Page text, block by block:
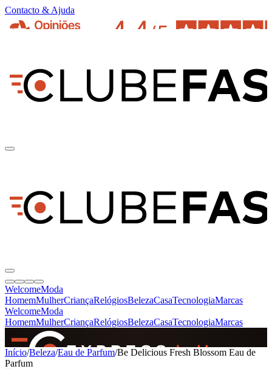
Contacto & Ajuda
WelcomeModa
HomemMulherCriançaRelógiosBelezaCasaTecnologiaMarcas
WelcomeModa
HomemMulherCriançaRelógiosBelezaCasaTecnologiaMarcas
SINCE 2005
Início/Beleza/Eau de Parfum/Be Delicious Fresh Blossom Eau de
Parfum